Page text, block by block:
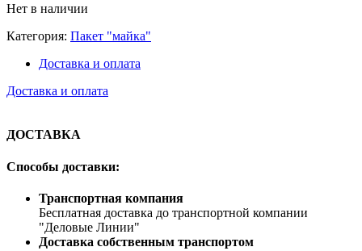
Нет в наличии
Категория: Пакет "майка"
Доставка и оплата
Доставка и оплата
ДОСТАВКА
Способы доставки:
Транспортная компания
Бесплатная доставка до транспортной компании
"Деловые Линии"
Доставка собственным транспортом